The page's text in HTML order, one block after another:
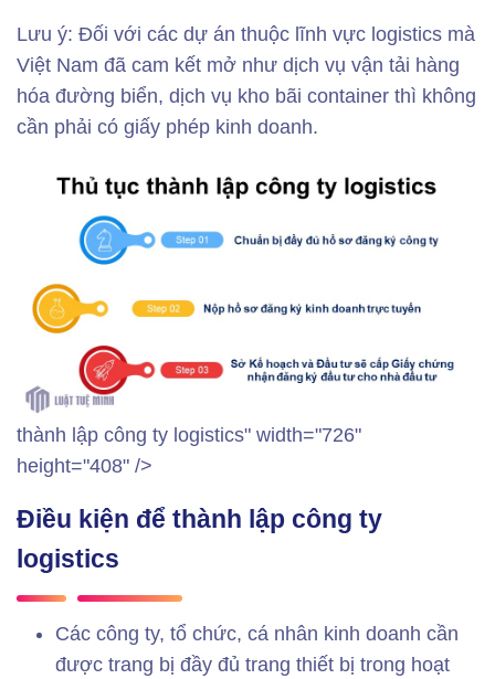
Lưu ý: Đối với các dự án thuộc lĩnh vực logistics mà
Việt Nam đã cam kết mở như dịch vụ vận tải hàng
hóa đường biển, dịch vụ kho bãi container thì không
cần phải có giấy phép kinh doanh.
thành lập công ty logistics" width="726"
height="408" />
Điều kiện để thành lập công ty
logistics
Các công ty, tổ chức, cá nhân kinh doanh cần
được trang bị đầy đủ trang thiết bị trong hoạt